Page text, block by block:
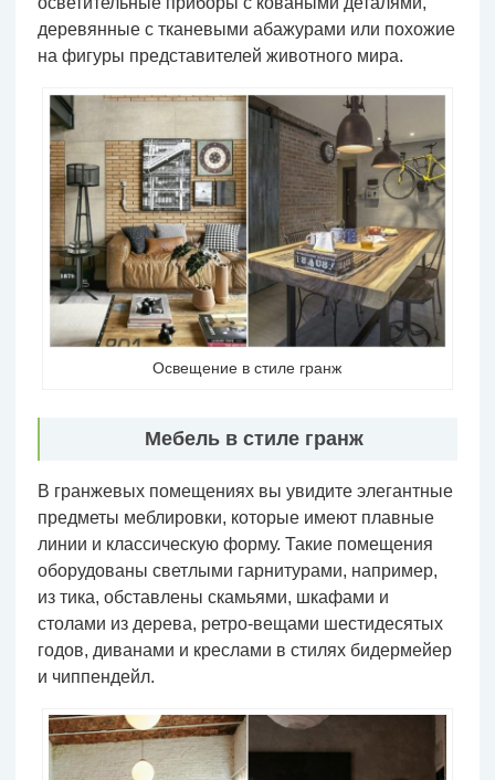
деревянные с тканевыми абажурами или похожие
на фигуры представителей животного мира.
Освещение в стиле гранж
Мебель в стиле гранж
В гранжевых помещениях вы увидите элегантные
предметы меблировки, которые имеют плавные
линии и классическую форму. Такие помещения
оборудованы светлыми гарнитурами, например,
из тика, обставлены скамьями, шкафами и
столами из дерева, ретро-вещами шестидесятых
годов, диванами и креслами в стилях бидермейер
и чиппендейл.